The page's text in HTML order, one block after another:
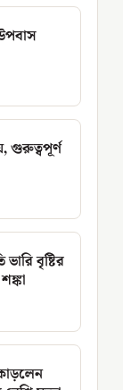
গুরুত্বপূর্ণ
বৃষ্টির